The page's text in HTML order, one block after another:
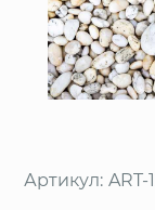
Артикул: ART-